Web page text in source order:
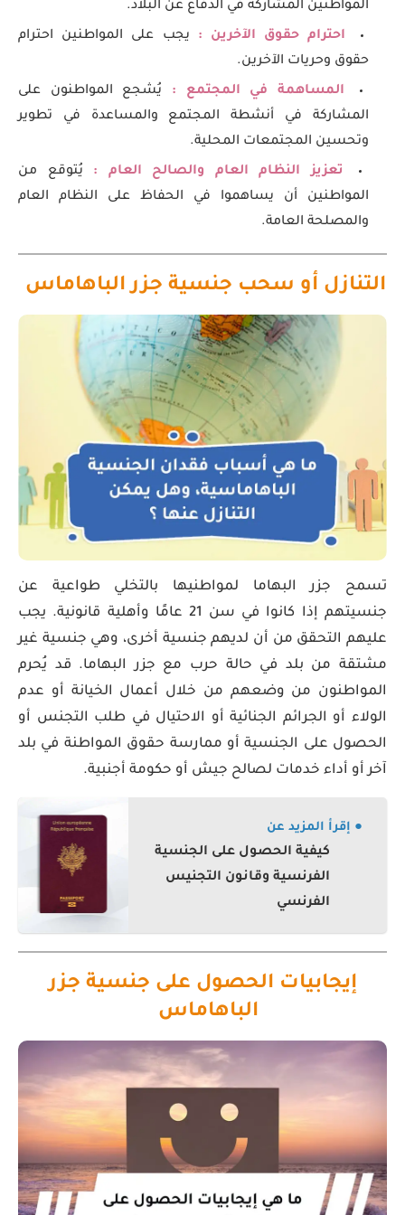
المواطنين المشاركة في الدفاع عن البلاد.
احترام حقوق الآخرين : يجب على المواطنين احترام
حقوق وحريات الآخرين.
المساهمة في المجتمع : يُشجع المواطنون على
المشاركة في أنشطة المجتمع والمساعدة في تطوير
وتحسين المجتمعات المحلية.
تعزيز النظام العام والصالح العام : يُتوقع من
المواطنين أن يساهموا في الحفاظ على النظام العام
والمصلحة العامة.
التنازل أو سحب جنسية جزر الباهاماس
تسمح جزر البهاما لمواطنيها بالتخلي طواعية عن
جنسيتهم إذا كانوا في سن 21 عامًا وأهلية قانونية. يجب
عليهم التحقق من أن لديهم جنسية أخرى، وهي جنسية غير
مشتقة من بلد في حالة حرب مع جزر البهاما. قد يُحرم
المواطنون من وضعهم من خلال أعمال الخيانة أو عدم
الولاء أو الجرائم الجنائية أو الاحتيال في طلب التجنس أو
الحصول على الجنسية أو ممارسة حقوق المواطنة في بلد
آخر أو أداء خدمات لصالح جيش أو حكومة أجنبية.
● إقرأ المزيد عن
كيفية الحصول على الجنسية
الفرنسية وقانون التجنيس
الفرنسي
إيجابيات الحصول على جنسية جزر
الباهاماس